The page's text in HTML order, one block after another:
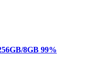
8GB 99%